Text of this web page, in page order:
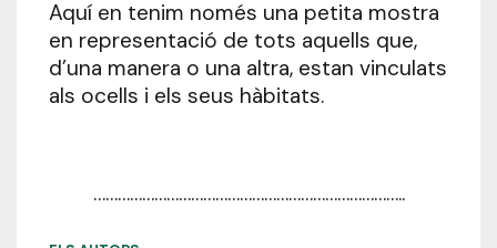
Aquí en tenim només una petita mostra
en representació de tots aquells que,
d’una manera o una altra, estan vinculats
als ocells i els seus hàbitats.
…………………………………………………………………..